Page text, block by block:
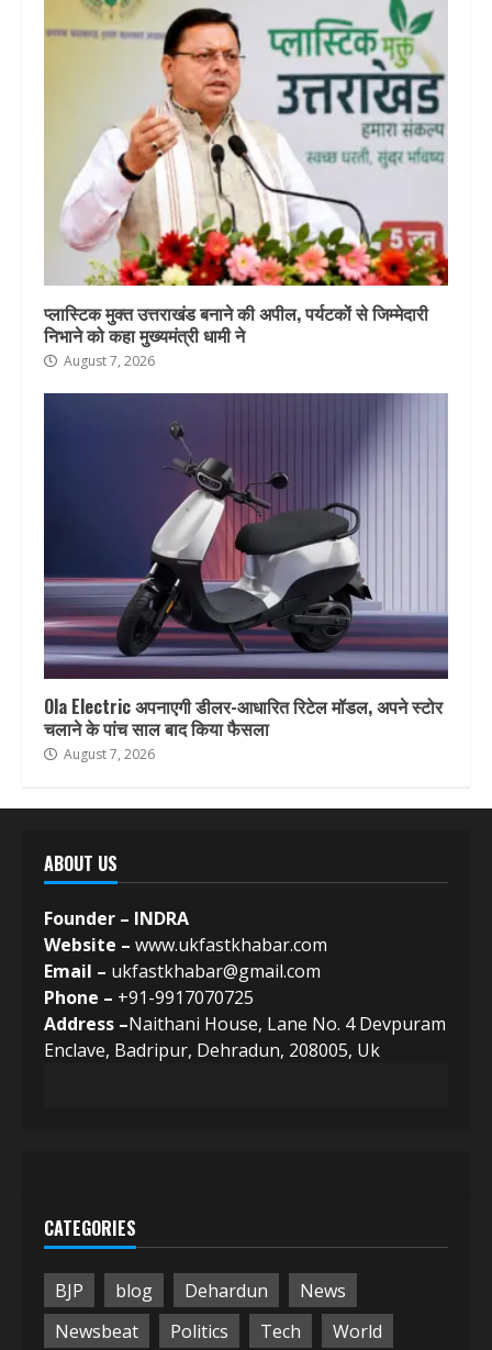
प्लास्टिक मुक्त उत्तराखंड बनाने की अपील, पर्यटकों से जिम्मेदारी
निभाने को कहा मुख्यमंत्री धामी ने
August 7, 2026
Ola Electric अपनाएगी डीलर-आधारित रिटेल मॉडल, अपने स्टोर
चलाने के पांच साल बाद किया फैसला
August 7, 2026
ABOUT US
Founder – INDRA
Website – www.ukfastkhabar.com
Email – ukfastkhabar@gmail.com
Phone – +91-9917070725
Address –Naithani House, Lane No. 4 Devpuram
Enclave, Badripur, Dehradun, 208005, Uk
CATEGORIES
BJP blog Dehardun
News
Newsbeat
Politics Tech
World